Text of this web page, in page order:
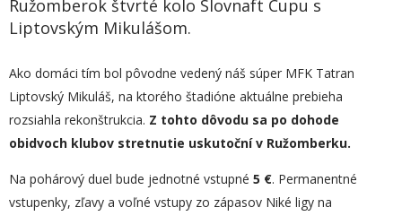
Ružomberok štvrté kolo Slovnaft Cupu s
Liptovským Mikulášom.
Ako domáci tím bol pôvodne vedený náš súper MFK Tatran
Liptovský Mikuláš, na ktorého štadióne aktuálne prebieha
rozsiahla rekonštrukcia. Z tohto dôvodu sa po dohode
obidvoch klubov stretnutie uskutoční v Ružomberku.
Na pohárový duel bude jednotné vstupné 5 €. Permanentné
vstupenky, zľavy a voľné vstupy zo zápasov Niké ligy na